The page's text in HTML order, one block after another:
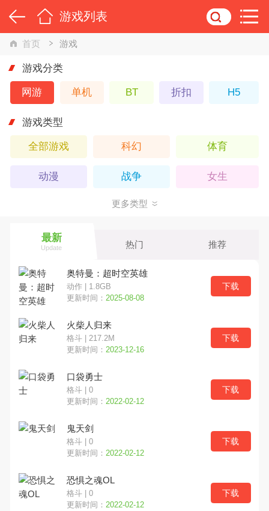
游戏列表
首页 游戏
游戏分类
网游 单机 BT 折扣 H5
游戏类型
全部游戏 科幻 体育
动漫 战争 女生
回合
竞技
横版 魔幻 养成
动作 经营
射击
格斗
益智
换装
角色扮演 挂机 战棋
更多类型
最新
Update 热门 推荐
奥特曼：超时空英雄
动作 | 1.8GB
更新时间： 2025-08-08
下载
火柴人归来
格斗 | 217.2M
更新时间： 2023-12-16
下载
口袋勇士
格斗 | 0
更新时间： 2022-02-12
下载
鬼天剑
格斗 | 0
更新时间： 2022-02-12
下载
恐惧之魂OL
格斗 | 0
更新时间： 2022-02-12
下载